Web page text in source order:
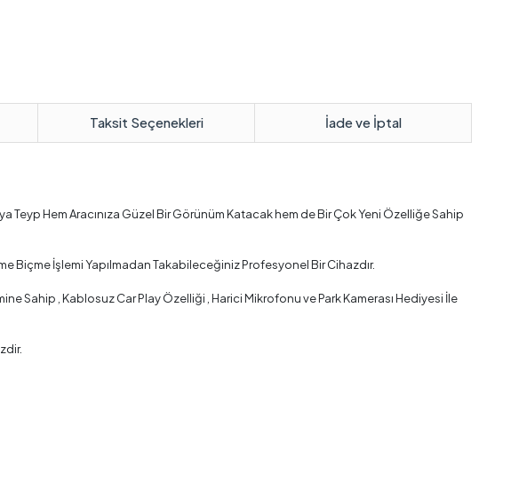
Taksit Seçenekleri İade ve İptal
Teyp Hem Aracınıza Güzel Bir Görünüm Katacak hem de Bir Çok Yeni Özelliğe Sahip
Biçme İşlemi Yapılmadan Takabileceğiniz Profesyonel Bir Cihazdır.
Sahip , Kablosuz Car Play Özelliği , Harici Mikrofonu ve Park Kamerası Hediyesi İle